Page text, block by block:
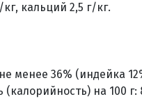
кальций 2,5 г/кг.
менее 36% (индейка
на 100 г: